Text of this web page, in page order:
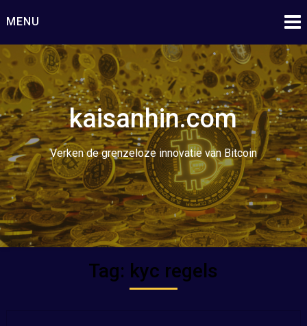
naar
inhoud
MENU
kaisanhin.com
Verken de grenzeloze innovatie van Bitcoin
Tag: kyc regels